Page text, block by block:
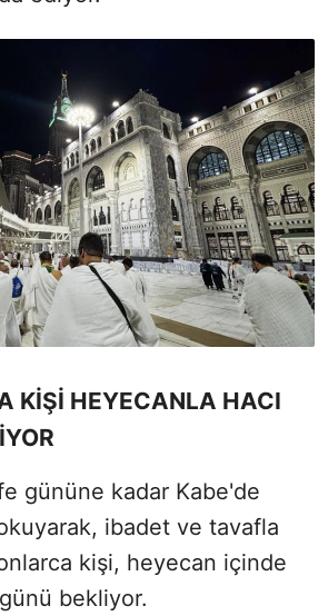
KİŞİ HEYECANLA HACI
gününe kadar Kabe'de
ibadet ve tavafla
kişi, heyecan içinde
bekliyor.